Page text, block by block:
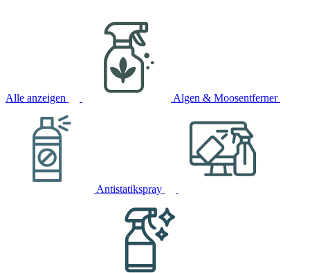
Alle anzeigen Algen & Moosentferner
Antistatikspray